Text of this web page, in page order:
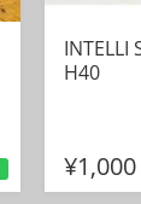
INTELLI
H40
¥1,000